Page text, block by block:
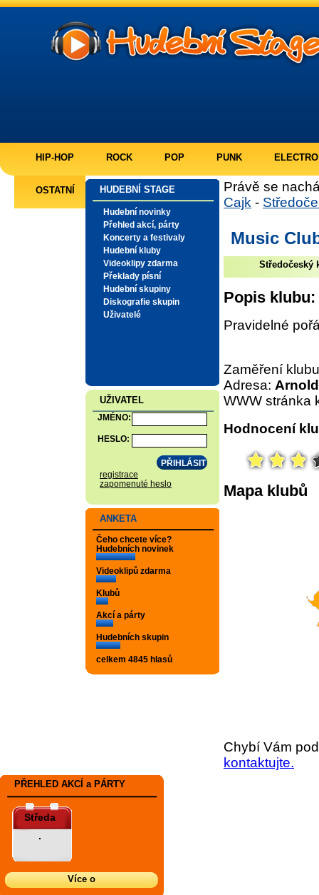
HIP-HOP ROCK POP PUNK ELECTRO
OSTATNÍ HUDEBNÍ STAGE
Hudební novinky
Přehled akcí, párty
Koncerty a festivaly
Hudební kluby
Videoklipy zdarma
Překlady písní
Hudební skupiny
Diskografie skupin
Uživatelé
UŽIVATEL
JMÉNO:
HESLO:
registrace
zapomenuté heslo
ANKETA
Čeho chcete více?
Hudebních novinek
Videoklipů zdarma
Klubů
Akcí a párty
Hudebních skupin
celkem 4845 hlasů
Právě se
Cajk -
Music
Středočeský
Popis klubu:
Pravidelné
Zaměření
Adresa:
WWW stránka
Hodnocení
Mapa klubů
Chybí Vám
kontaktujte.
PŘEHLED AKCÍ a PÁRTY
Středa
.
Více o